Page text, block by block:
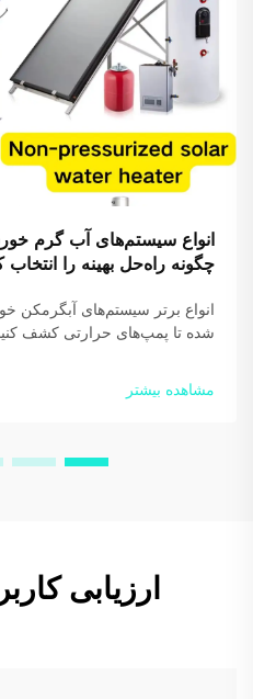
انواع سیستم‌های آب گرم
چگونه راه‌حل بهینه را انتخاب
انواع برتر سیستم‌های آبگرمکن
شده تا پمپ‌های حرارتی کشف
دریافت کنید.
مشاهده بیشتر
ارزیابی